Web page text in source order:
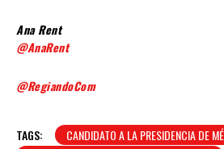
Ana Rent
@AnaRent
@RegiandoCom
TAGS: CANDIDATO A LA PRESIDENCIA DE